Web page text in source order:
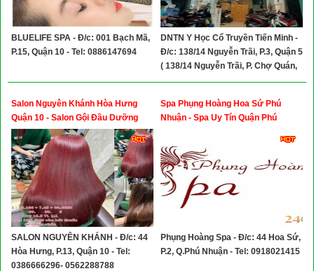
BLUELIFE SPA - Đ/c: 001 Bạch Mã,
P.15, Quận 10 - Tel: 0886147694
DNTN Y Học Cổ Truyền Tiến Minh -
Đ/c: 138/14 Nguyễn Trãi, P.3, Quận 5
( 138/14 Nguyễn Trãi, P. Chợ Quán,
Tphcm)-Tel: 02839245180
Salon Nguyên Khánh Hòa Hưng
Quận 10 - Salon Gội Đầu Dưỡng
Sinh Hòa Hưng Quận 10
SALON NGUYÊN KHÁNH - Đ/c: 44
Hòa Hưng, P.13, Quận 10 - Tel:
0386666296- 0562288788
Spa Phụng Hoàng Hoa Sứ Phú
Nhuận - Spa Uy Tín Quận Phú
Phụng Hoàng Spa - Đ/c: 44 Hoa Sứ,
P.2, Q.Phú Nhuận - Tel: 0918021415